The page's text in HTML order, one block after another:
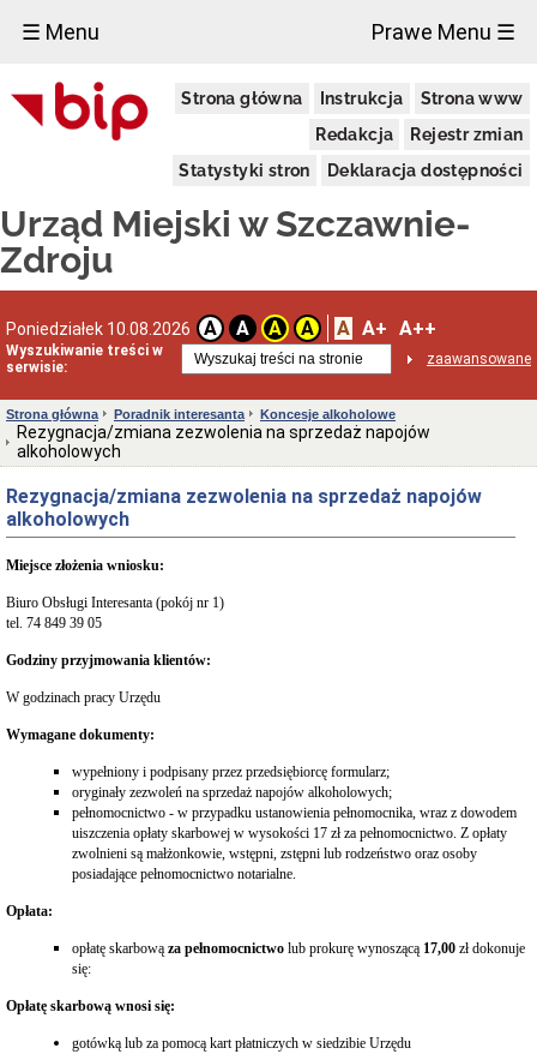
☰ Menu Prawe Menu ☰
Strona główna Instrukcja
Strona www
Redakcja
Rejestr zmian
Statystyki stron
Deklaracja dostępności
Urząd Miejski w Szczawnie-
Zdroju
Poniedziałek 10.08.2026 A A A A A A+ A++
Wyszukiwanie treści w
serwisie:
zaawansowane
Urząd
Miejski
Aktualności
Dni
i
godziny
otwarcia
telefonów
Kierownictwo
Statut
i
struktura
Urzędu
Obwieszczenia
Burmistrza
Burmistrza
Ogłoszenia
o
naborze
pracowników
obwieszczenia,
innych
Uchwała
antysmogowa
Uchwała
województwa
dolnośląskiego
Fundusz
Konkurs
udzielenie
dotacji
celowej
Strona główna Poradnik interesanta Koncesje alkoholowe
Rezygnacja/zmiana zezwolenia na sprzedaż napojów
alkoholowych
Rezygnacja/zmiana zezwolenia na sprzedaż napojów
alkoholowych
Miejsce złożenia wniosku:
Biuro Obsługi Interesanta (pokój nr 1)
tel. 74 849 39 05
Godziny przyjmowania klientów:
W godzinach pracy Urzędu
Wymagane dokumenty:
wypełniony i podpisany przez przedsiębiorcę formularz;
oryginały zezwoleń na sprzedaż napojów alkoholowych;
pełnomocnictwo - w przypadku ustanowienia pełnomocnika, wraz z dowodem
uiszczenia opłaty skarbowej w wysokości 17 zł za pełnomocnictwo. Z opłaty
zwolnieni są małżonkowie, wstępni, zstępni lub rodzeństwo oraz osoby
posiadające pełnomocnictwo notarialne.
Opłata:
opłatę skarbową za pełnomocnictwo lub prokurę wynoszącą 17,00 zł dokonuje
się:
Opłatę skarbową wnosi się:
gotówką lub za pomocą kart płatniczych w siedzibie Urzędu
×